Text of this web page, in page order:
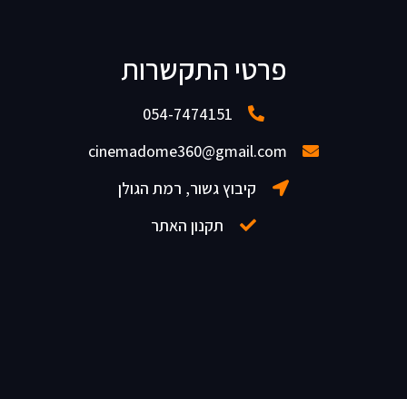
פרטי התקשרות
054-7474151
cinemadome360@gmail.com
קיבוץ גשור, רמת הגולן
תקנון האתר